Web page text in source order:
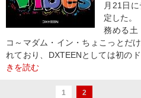
月21日
定した
務める土
コ～マダム・イン・ちょこっとだ
れており、DXTEENとしては初の
きを読む
1 2